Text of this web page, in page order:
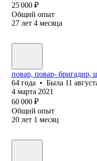
25 000 ₽
Общий опыт
27 лет 4 месяца
повар, повар- бригадир,
64 года • Была 11
4 марта 2021
60 000 ₽
Общий опыт
20 лет 1 месяц